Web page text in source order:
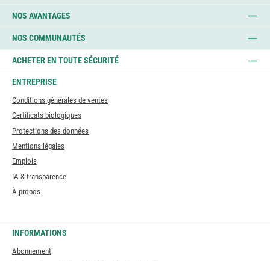
NOS AVANTAGES
NOS COMMUNAUTÉS
ACHETER EN TOUTE SÉCURITÉ
ENTREPRISE
Conditions générales de ventes
Certificats biologiques
Protections des données
Mentions légales
Emplois
IA & transparence
À propos
INFORMATIONS
Abonnement